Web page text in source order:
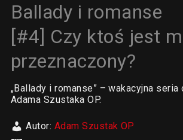
Ballady i romanse
[#4] Czy ktoś jest
przeznaczony?
„Ballady i romanse” – wakacyjna seria
Adama Szustaka OP.
Autor: Adam Szustak OP